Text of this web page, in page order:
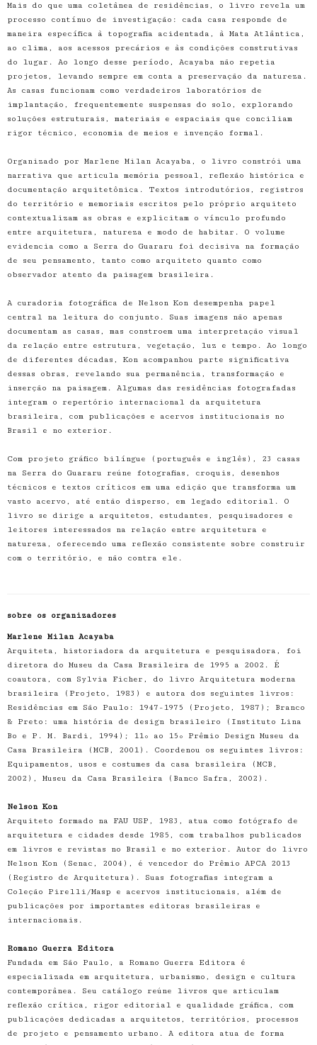
Mais do que uma coletânea de residências, o livro revela um
processo contínuo de investigação: cada casa responde de
maneira específica à topografia acidentada, à Mata Atlântica,
ao clima, aos acessos precários e às condições construtivas
do lugar. Ao longo desse período, Acayaba não repetia
projetos, levando sempre em conta a preservação da natureza.
As casas funcionam como verdadeiros laboratórios de
implantação, frequentemente suspensas do solo, explorando
soluções estruturais, materiais e espaciais que conciliam
rigor técnico, economia de meios e invenção formal.
Organizado por Marlene Milan Acayaba, o livro constrói uma
narrativa que articula memória pessoal, reflexão histórica e
documentação arquitetônica. Textos introdutórios, registros
do território e memoriais escritos pelo próprio arquiteto
contextualizam as obras e explicitam o vínculo profundo
entre arquitetura, natureza e modo de habitar. O volume
evidencia como a Serra do Guararu foi decisiva na formação
de seu pensamento, tanto como arquiteto quanto como
observador atento da paisagem brasileira.
A curadoria fotográfica de Nelson Kon desempenha papel
central na leitura do conjunto. Suas imagens não apenas
documentam as casas, mas constroem uma interpretação visual
da relação entre estrutura, vegetação, luz e tempo. Ao longo
de diferentes décadas, Kon acompanhou parte significativa
dessas obras, revelando sua permanência, transformação e
inserção na paisagem. Algumas das residências fotografadas
integram o repertório internacional da arquitetura
brasileira, com publicações e acervos institucionais no
Brasil e no exterior.
Com projeto gráfico bilíngue (português e inglês), 23 casas
na Serra do Guararu reúne fotografias, croquis, desenhos
técnicos e textos críticos em uma edição que transforma um
vasto acervo, até então disperso, em legado editorial. O
livro se dirige a arquitetos, estudantes, pesquisadores e
leitores interessados na relação entre arquitetura e
natureza, oferecendo uma reflexão consistente sobre construir
com o território, e não contra ele.
sobre os organizadores
Marlene Milan Acayaba
Arquiteta, historiadora da arquitetura e pesquisadora, foi
diretora do Museu da Casa Brasileira de 1995 a 2002. É
coautora, com Sylvia Ficher, do livro Arquitetura moderna
brasileira (Projeto, 1983) e autora dos seguintes livros:
Residências em São Paulo: 1947-1975 (Projeto, 1987); Branco
& Preto: uma história de design brasileiro (Instituto Lina
Bo e P. M. Bardi, 1994); 11º ao 15º Prêmio Design Museu da
Casa Brasileira (MCB, 2001). Coordenou os seguintes livros:
Equipamentos, usos e costumes da casa brasileira (MCB,
2002), Museu da Casa Brasileira (Banco Safra, 2002).
Nelson Kon
Arquiteto formado na FAU USP, 1983, atua como fotógrafo de
arquitetura e cidades desde 1985, com trabalhos publicados
em livros e revistas no Brasil e no exterior. Autor do livro
Nelson Kon (Senac, 2004), é vencedor do Prêmio APCA 2013
(Registro de Arquitetura). Suas fotografias integram a
Coleção Pirelli/Masp e acervos institucionais, além de
publicações por importantes editoras brasileiras e
internacionais.
Romano Guerra Editora
Fundada em São Paulo, a Romano Guerra Editora é
especializada em arquitetura, urbanismo, design e cultura
contemporânea. Seu catálogo reúne livros que articulam
reflexão crítica, rigor editorial e qualidade gráfica, com
publicações dedicadas a arquitetos, territórios, processos
de projeto e pensamento urbano. A editora atua de forma